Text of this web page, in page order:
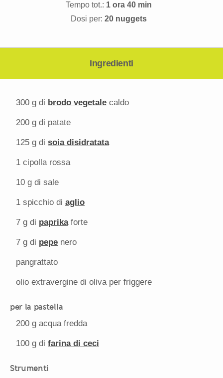
Tempo tot.: 1 ora 40 min
Dosi per: 20 nuggets
Ingredienti
300 g di brodo vegetale caldo
200 g di patate
125 g di soia disidratata
1 cipolla rossa
10 g di sale
1 spicchio di aglio
7 g di paprikaforte
7 g di pepe nero
pangrattato
olio extravergine di oliva per friggere
per la pastella
200 g acqua fredda
100 g di farina di ceci
Strumenti